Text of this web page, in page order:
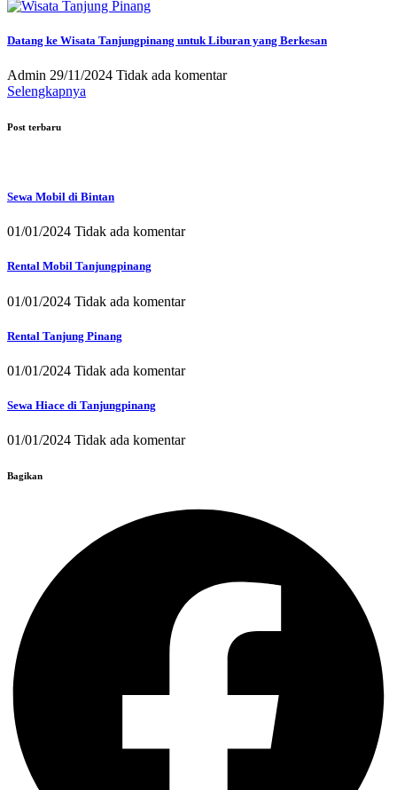
Datang ke Wisata Tanjungpinang untuk Liburan yang Berkesan
Admin 29/11/2024 Tidak ada komentar
Selengkapnya
Post terbaru
Sewa Mobil di Bintan
01/01/2024 Tidak ada komentar
Rental Mobil Tanjungpinang
01/01/2024 Tidak ada komentar
Rental Tanjung Pinang
01/01/2024 Tidak ada komentar
Sewa Hiace di Tanjungpinang
01/01/2024 Tidak ada komentar
Bagikan